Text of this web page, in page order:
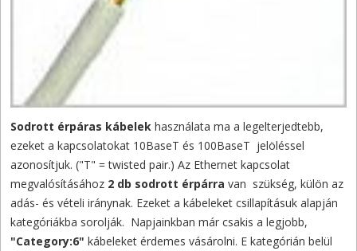
Sodrott érpáras kábelek használata ma a legelterjedtebb,
ezeket a kapcsolatokat 10BaseT és 100BaseT jelöléssel
azonosítjuk. ("T" = twisted pair.) Az Ethernet kapcsolat
megvalósításához 2 db sodrott érpárra van szükség, külön az
adás- és vételi iránynak. Ezeket a kábeleket csillapításuk alapján
kategóriákba sorolják. Napjainkban már csakis a legjobb,
"Category:6" kábeleket érdemes vásárolni. E kategórián belül